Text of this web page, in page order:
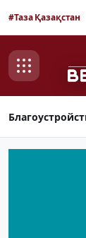
#Таза Қазақстан